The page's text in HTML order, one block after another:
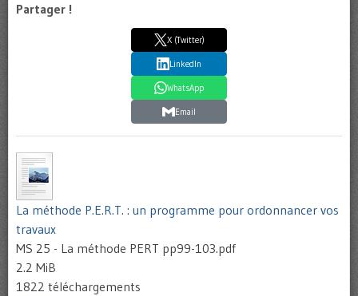
Partager !
X (Twitter)
LinkedIn
WhatsApp
Email
La méthode P.E.R.T. : un programme pour ordonnancer vos
travaux
MS 25 - La méthode PERT pp99-103.pdf
2.2 MiB
1822 téléchargements